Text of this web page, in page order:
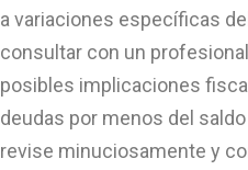
a variaciones específicas
consultar con un
posibles implicaciones
deudas por menos del
revise minuciosamente y